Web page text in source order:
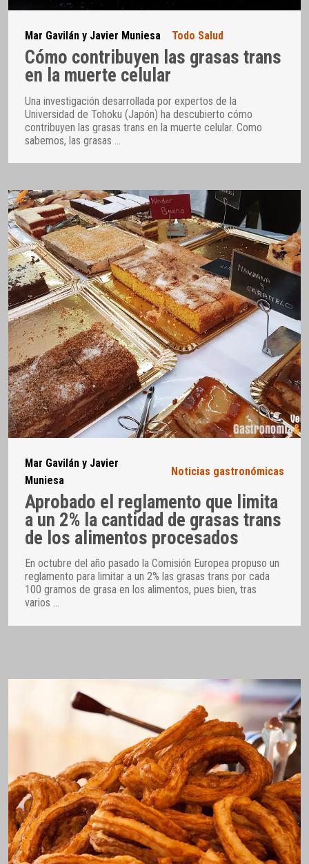
Mar Gavilán y Javier Muniesa Todo Salud
Cómo contribuyen las grasas trans
en la muerte celular
Una investigación desarrollada por expertos de la
Universidad de Tohoku (Japón) ha descubierto cómo
contribuyen las grasas trans en la muerte celular. Como
sabemos, las grasas
Mar Gavilán y Javier
Muniesa
Noticias gastronómicas
Aprobado el reglamento que limita
a un 2% la cantidad de grasas trans
de los alimentos procesados
En octubre del año pasado la Comisión Europea propuso un
reglamento para limitar a un 2% las grasas trans por cada
100 gramos de grasa en los alimentos, pues bien, tras
varios …